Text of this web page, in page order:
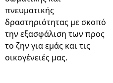
πνευματικής
δραστηριότητας με σκοπό
την εξασφάλιση των προς
το ζην για εμάς και τις
οικογένειές μας.